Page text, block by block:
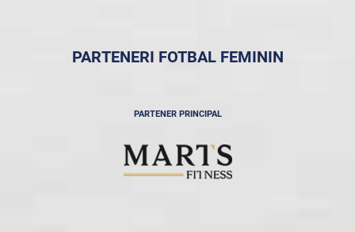
PARTENERI FOTBAL FEMININ
PARTENER PRINCIPAL